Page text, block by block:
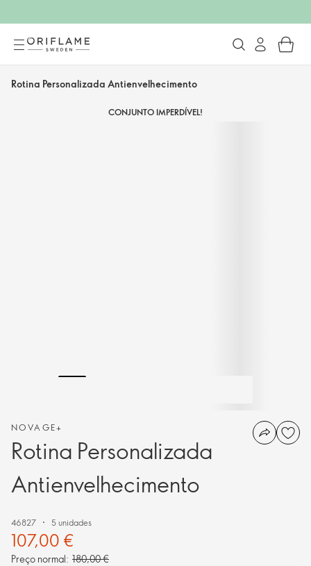
Rotina Personalizada Antienvelhecimento
CONJUNTO IMPERDÍVEL!
NOVAGE+
Rotina Personalizada
Antienvelhecimento
46827 5 unidades
107,00 €
Preço normal: 180,00 €